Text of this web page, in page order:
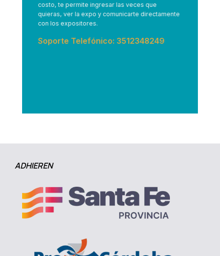
costo, te permite ingresar las veces que
quieras, ver la expo y comunicarte directamente
con los expositores.
Soporte Telefónico: 3512348249
ADHIEREN